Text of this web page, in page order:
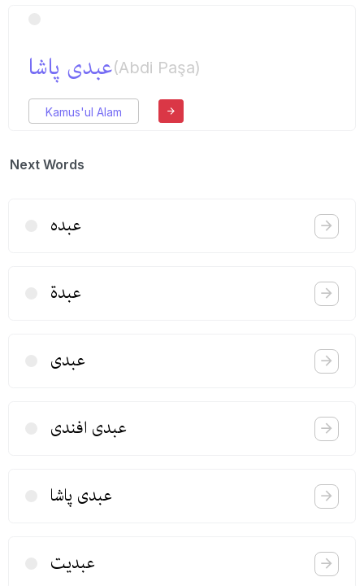
عبدی پاشا(Abdi Paşa)
Kamus'ul Alam
Next Words
عبده
عبدة
عبدی
عبدی افندی
عبدی پاشا
عبدیت